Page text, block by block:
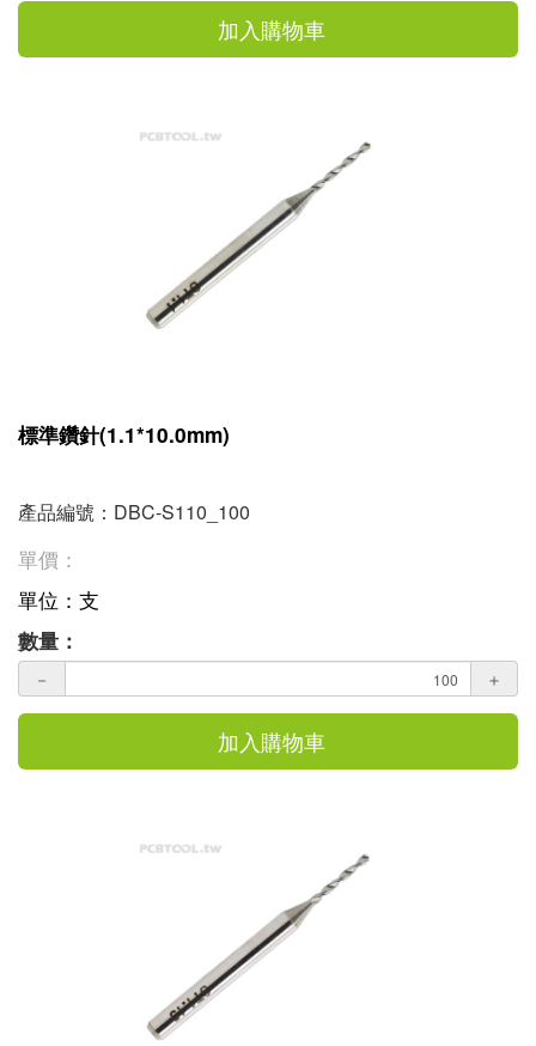
加入購物車
標準鑽針(1.1*10.0mm)
產品編號：DBC-S110_100
單價：
單位：支
數量：
－ ＋
加入購物車